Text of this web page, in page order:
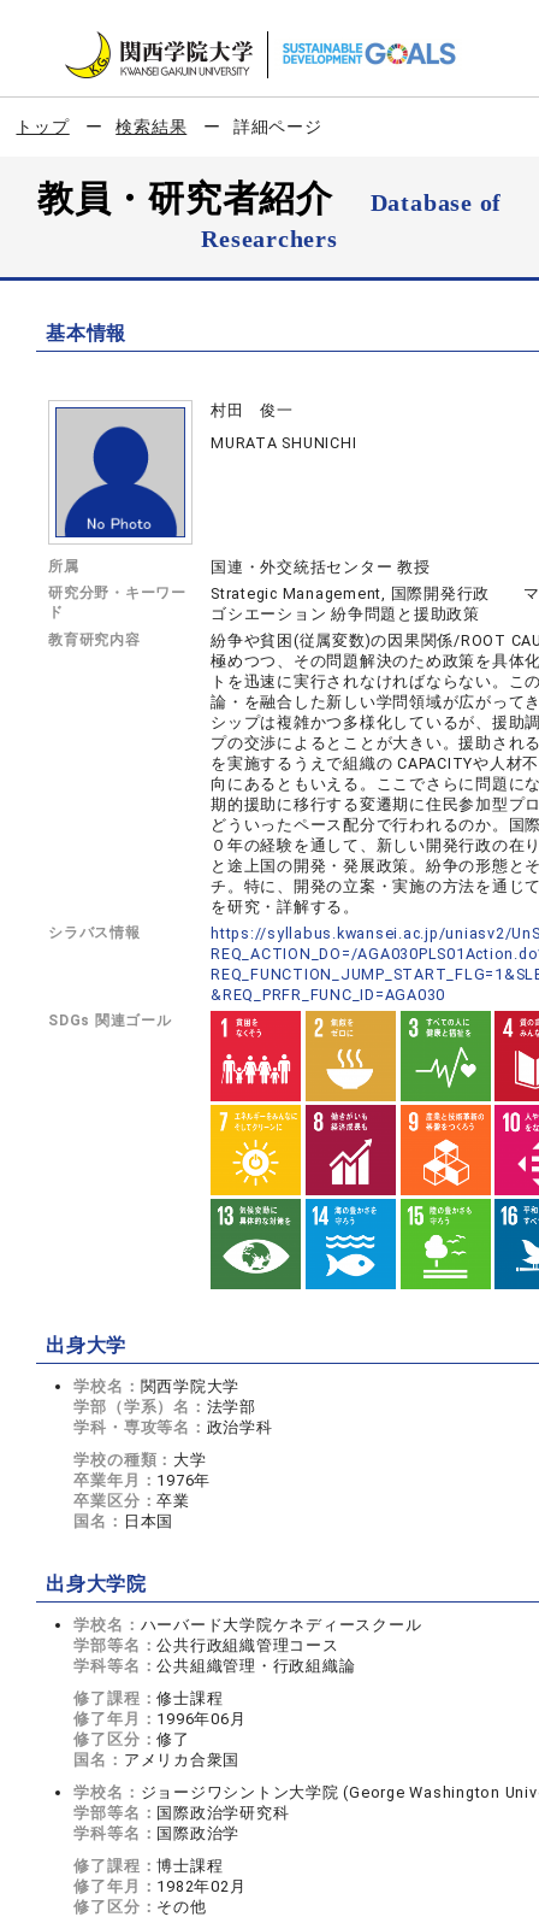
トップ 検索結果 詳細ページ
教員・研究者紹介
Database of
Researchers
基本情報
村田 俊一
MURATA SHUNICHI
所属 国連・外交統括センター 教授
研究分野・キーワー
ド
Strategic Management, 国際開発行政
ゴシエーション 紛争問題と援助政策
教育研究内容
紛争や貧困(従属変数)の因果関係/ROOT
極めつつ、その問題解決のため政策を具体
トを迅速に実行されなければならない。こ
論・を融合した新しい学問領域が広がって
シップは複雑かつ多様化しているが、援助
プの交渉によるとことが大きい。援助され
を実施するうえで組織の CAPACITYや人材
向にあるともいえる。ここでさらに問題に
期的援助に移行する変遷期に住民参加型プ
どういったペース配分で行われるのか。国
０年の経験を通して、新しい開発行政の在
と途上国の開発・発展政策。紛争の形態と
チ。特に、開発の立案・実施の方法を通じ
を研究・詳解する。
シラバス情報
https://syllabus.kwansei.ac.jp/uniasv2/
REQ_ACTION_DO=/
&REQ_PRFR_FUNC_ID=AGA030
SDGs 関連ゴール
出身大学
学校名： 関西学院大学
学部（学系）名： 法学部
学科・専攻等名： 政治学科
学校の種類： 大学
卒業年月： 1976年
卒業区分：卒業
国名： 日本国
出身大学院
学校名： ハーバード大学院ケネディースクール
学部等名：公共行政組織管理コース
学科等名：公共組織管理・行政組織論
修了課程：修士課程
修了年月： 1996年06月
修了区分：修了
国名： アメリカ合衆国
学校名： ジョージワシントン大学院 (George Washington
学部等名： 国際政治学研究科
学科等名： 国際政治学
修了課程：博士課程
修了年月： 1982年02月
修了区分： その他